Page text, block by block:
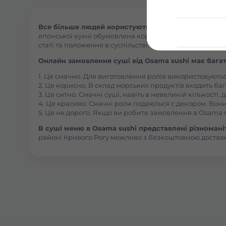
Все більше людей користуються послугою
японської кухні обумовлена корисними та смаковими
статі та положення в суспільстві.
Онлайн замовлення суші від Osama sushi має
1. Це смачно. Для виготовлення ролів
2. Це корисно. В склад морських продуктів входить
3. Це ситно. Смачні суші, навіть в невеликій кількості,
4. Це красиво. Смачні роли подаються с декором. Вони
5. Це не дорого. Якщо ви робите замовлення в Osama
В суші меню в Osama sushi представлені
районі Кривого Рогу можливо з безкоштовною